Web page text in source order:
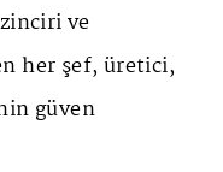
ve
her şef, üretici,
güven